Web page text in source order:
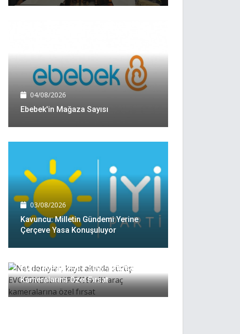
04/08/2026
Ebebek'in Mağaza Sayısı
03/08/2026
Kavuncu: Milletin Gündemi Yerine
Çerçeve Yasa Konuşuluyor
EVOFONE’dan HP F499x 4K Araç
Kameralarına Özel Fırsat